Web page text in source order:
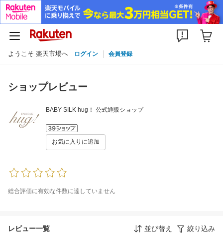
ようこそ 楽天市場へ ログイン 会員登録
ショップレビュー
BABY SILK hug！ 公式通販ショップ
お気に入りに追加
総合評価に有効な件数に達していません
レビュー一覧 並び替え 絞り込み